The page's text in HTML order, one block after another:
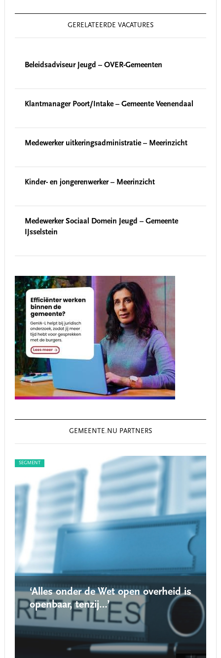
GERELATEERDE VACATURES
Beleidsadviseur Jeugd – OVER-Gemeenten
Klantmanager Poort/Intake – Gemeente Veenendaal
Medewerker uitkeringsadministratie – Meerinzicht
Kinder- en jongerenwerker – Meerinzicht
Medewerker Sociaal Domein Jeugd – Gemeente
IJsselstein
GEMEENTE.NU PARTNERS
SEGMENT
‘Alles onder de Wet open overheid is
openbaar, tenzij…’